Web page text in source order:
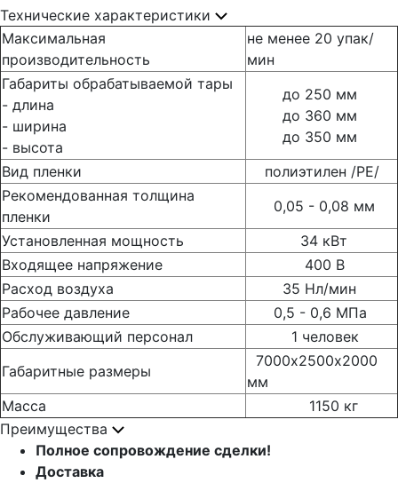
Технические характеристики
Максимальная
производительность
не менее 20 упак/
мин
Габариты обрабатываемой тары
- длина
- ширина
- высота
до 250 мм
до 360 мм
до 350 мм
Вид пленки
полиэтилен /РЕ/
Рекомендованная толщина
пленки
0,05 - 0,08 мм
Установленная мощность
34 кВт
Входящее напряжение
400 В
Расход воздуха
35 Нл/мин
Рабочее давление
0,5 - 0,6 МПа
Обслуживающий персонал
1 человек
Габаритные размеры
7000х2500х2000
мм
Масса
1150 кг
Преимущества
Полное сопровождение сделки!
Доставка